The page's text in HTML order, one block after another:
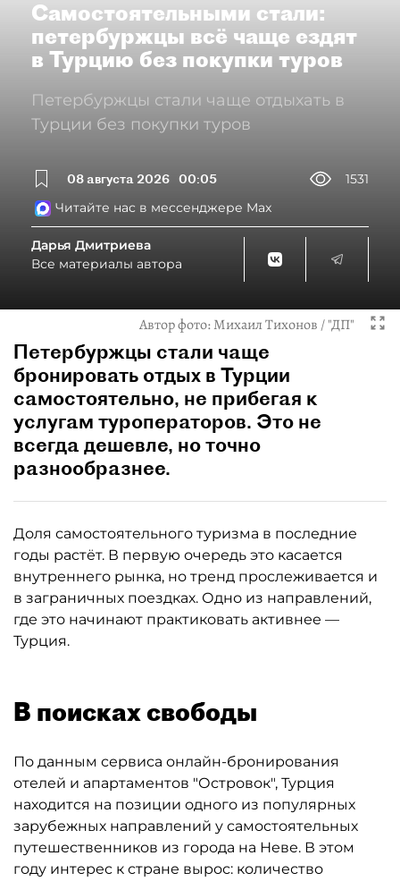
Самостоятельными стали:
петербуржцы всё чаще ездят
в Турцию без покупки туров
Петербуржцы стали чаще отдыхать в
Турции без покупки туров
08 августа 2026 00:05
1531
Читайте нас в мессенджере Max
Дарья Дмитриева
Все материалы автора
Автор фото:Михаил Тихонов / "ДП"
Петербуржцы стали чаще
бронировать отдых в Турции
самостоятельно, не прибегая к
услугам туроператоров. Это не
всегда дешевле, но точно
разнообразнее.
Доля самостоятельного туризма в последние
годы растёт. В первую очередь это касается
внутреннего рынка, но тренд прослеживается и
в заграничных поездках. Одно из направлений,
где это начинают практиковать активнее —
Турция.
В поисках свободы
По данным сервиса онлайн-бронирования
отелей и апартаментов "Островок", Турция
находится на позиции одного из популярных
зарубежных направлений у самостоятельных
путешественников из города на Неве. В этом
году интерес к стране вырос: количество